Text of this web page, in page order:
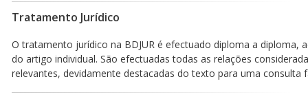
Tratamento Jurídico
O tratamento jurídico na BDJUR é efectuado diploma a diploma,
do artigo individual. São efectuadas todas as relações
relevantes, devidamente destacadas do texto para uma consulta